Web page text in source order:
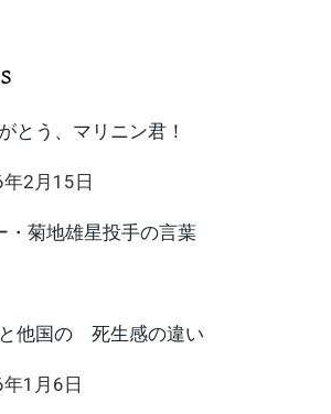
とう、マリニン君！
2月15日
・菊地雄星投手の言葉
他国の 死生感の違い
1月6日